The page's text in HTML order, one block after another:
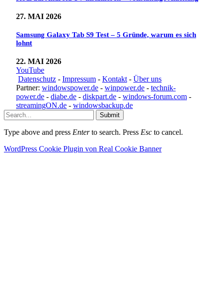
27. MAI 2026
Samsung Galaxy Tab S9 Test – 5 Gründe, warum es sich
lohnt
22. MAI 2026
YouTube
Datenschutz - Impressum - Kontakt - Über uns
Partner: windowspower.de - winpower.de - technik-
power.de - diabe.de - diskpart.de - windows-forum.com -
streamingON.de - windowsbackup.de
Submit
Type above and press Enterto search. Press Esc to cancel.
WordPress Cookie Plugin von Real Cookie Banner